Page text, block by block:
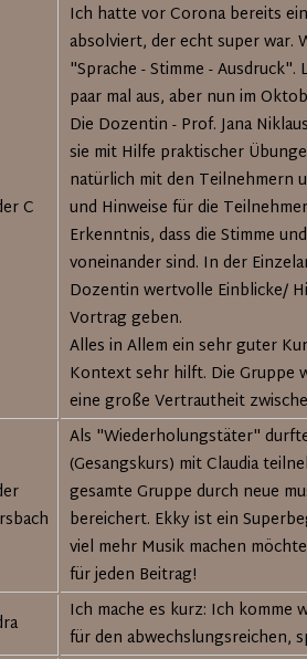
C
Ich hatte vor Corona bereits
absolviert, der echt super war.
"Sprache - Stimme -
paar mal aus, aber nun im
Die Dozentin - Prof. Jana
sie mit Hilfe praktischer
natürlich mit den Teilnehmern
und Hinweise für die
Erkenntnis, dass die Stimme
voneinander sind. In der
Dozentin wertvolle Einblicke/
Vortrag geben.
Alles in Allem ein sehr guter
Kontext sehr hilft. Die Gruppe
eine große Vertrautheit
Als "Wiederholungstäter"
(Gesangskurs) mit Claudia
gesamte Gruppe durch neue
bereichert. Ekky ist ein
viel mehr Musik machen
für jeden Beitrag!
Ich mache es kurz: Ich komme
für den abwechslungsreichen,